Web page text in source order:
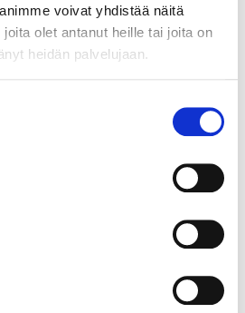
voivat yhdistää näitä
olet antanut heille tai joita on
heidän palvelujaan.